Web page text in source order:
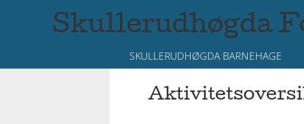
Skullerudhøgda
SKULLERUDHØGDA BARNEHAGE